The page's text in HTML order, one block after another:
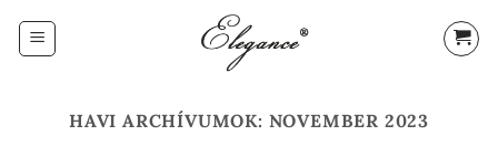
HAVI ARCHÍVUMOK: NOVEMBER 2023